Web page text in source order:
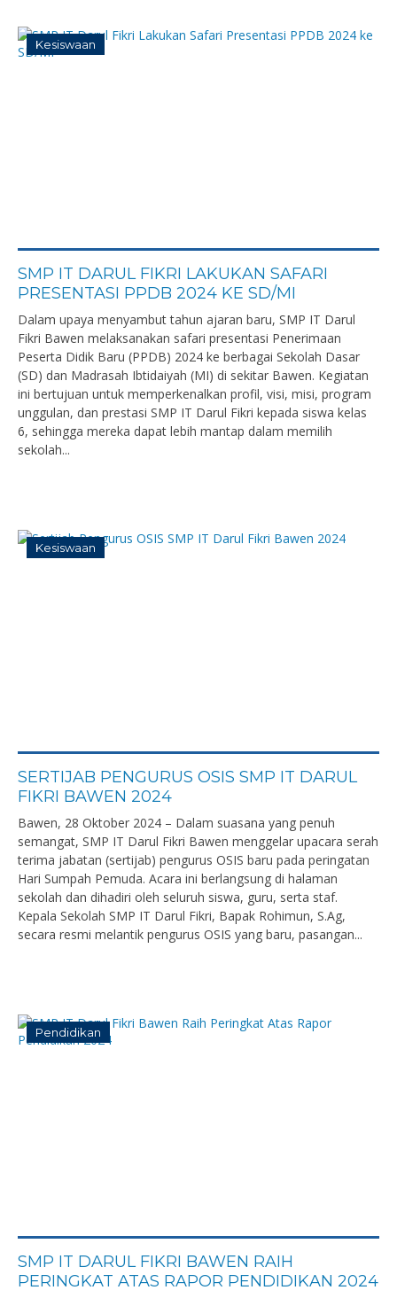
Kesiswaan
SMP IT DARUL FIKRI LAKUKAN SAFARI
PRESENTASI PPDB 2024 KE SD/MI
Dalam upaya menyambut tahun ajaran baru, SMP IT Darul
Fikri Bawen melaksanakan safari presentasi Penerimaan
Peserta Didik Baru (PPDB) 2024 ke berbagai Sekolah Dasar
(SD) dan Madrasah Ibtidaiyah (MI) di sekitar Bawen. Kegiatan
ini bertujuan untuk memperkenalkan profil, visi, misi, program
unggulan, dan prestasi SMP IT Darul Fikri kepada siswa kelas
6, sehingga mereka dapat lebih mantap dalam memilih
sekolah...
Kesiswaan
SERTIJAB PENGURUS OSIS SMP IT DARUL
FIKRI BAWEN 2024
Bawen, 28 Oktober 2024 – Dalam suasana yang penuh
semangat, SMP IT Darul Fikri Bawen menggelar upacara serah
terima jabatan (sertijab) pengurus OSIS baru pada peringatan
Hari Sumpah Pemuda. Acara ini berlangsung di halaman
sekolah dan dihadiri oleh seluruh siswa, guru, serta staf.
Kepala Sekolah SMP IT Darul Fikri, Bapak Rohimun, S.Ag,
secara resmi melantik pengurus OSIS yang baru, pasangan...
Pendidikan
SMP IT DARUL FIKRI BAWEN RAIH
PERINGKAT ATAS RAPOR PENDIDIKAN 2024